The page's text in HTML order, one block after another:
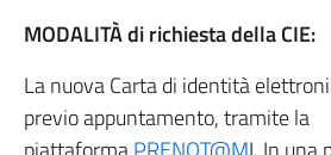
MODALITÀ di richiesta della CIE:
La nuova Carta di identità
previo appuntamento, tramite la